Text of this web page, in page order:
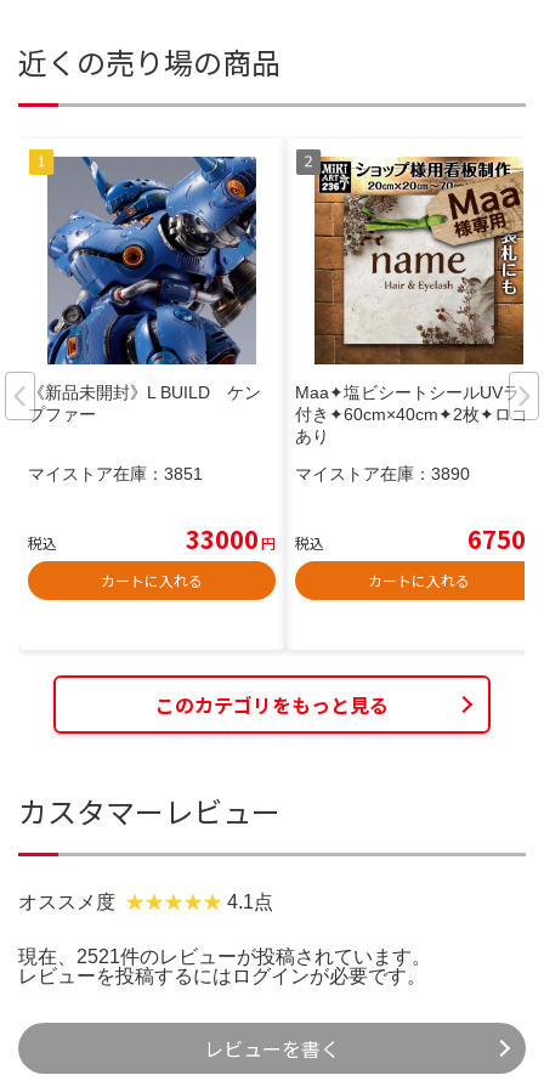
近くの売り場の商品
《新品未開封》L BUILD ケン
プファー
マイストア在庫： 3851
税込 33000円
カートに入れる
Maa✦塩ビシートシールUVラミ
付き✦60cm×40cm✦2枚✦ロゴ
あり
マイストア在庫： 3890
税込 6750
カートに入れる
このカテゴリをもっと見る
カスタマーレビュー
オススメ度 4.1点
現在、2521件のレビューが投稿されています。
レビューを投稿するには ログインが必要です。
レビューを書く